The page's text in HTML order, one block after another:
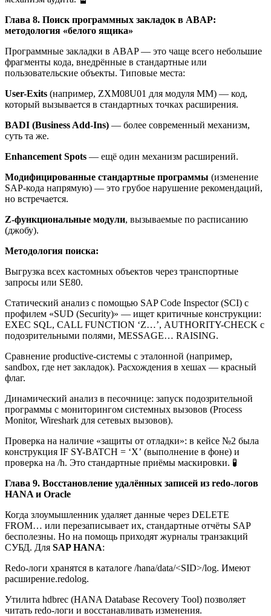
Глава 8. Поиск программных закладок в ABAP:
методология «белого ящика»
Программные закладки в ABAP — это чаще всего небольшие
фрагменты кода, внедрённые в стандартные или
пользовательские объекты. Типовые места:
User-Exits (например, ZXM08U01 для модуля MM) — код,
который вызывается в стандартных точках расширения.
BADI (Business Add-Ins) — более современный механизм,
суть та же.
Enhancement Spots — ещё один механизм расширений.
Модифицированные стандартные программы (изменение
SAP-кода напрямую) — это грубое нарушение рекомендаций,
но встречается.
Z-функциональные модули, вызываемые по расписанию
(джобу).
Методология поиска:
Выгрузка всех кастомных объектов через транспортные
запросы или SE80.
Статический анализ с помощью SAP Code Inspector (SCI) с
профилем «SUD (Security)» — ищет критичные конструкции:
EXEC SQL, CALL FUNCTION ‘Z…’, AUTHORITY-CHECK с
подозрительными полями, MESSAGE… RAISING.
Сравнение productive-системы с эталонной (например,
sandbox, где нет закладок). Расхождения в хешах — красный
флаг.
Динамический анализ в песочнице: запуск подозрительной
программы с мониторингом системных вызовов (Process
Monitor, Wireshark для сетевых вызовов).
Проверка на наличие «защиты от отладки»: в кейсе №2 была
конструкция IF SY-BATCH = ‘X’ (выполнение в фоне) и
проверка на /h. Это стандартные приёмы маскировки. 🧪
Глава 9. Восстановление удалённых записей из redo-логов
HANA и Oracle
Когда злоумышленник удаляет данные через DELETE
FROM… или перезаписывает их, стандартные отчёты SAP
бесполезны. Но на помощь приходят журналы транзакций
СУБД. Для SAP HANA:
Redo-логи хранятся в каталоге /hana/data/<SID>/log. Имеют
расширение.redolog.
Утилита hdbrec (HANA Database Recovery Tool) позволяет
читать redo-логи и восстанавливать изменения.